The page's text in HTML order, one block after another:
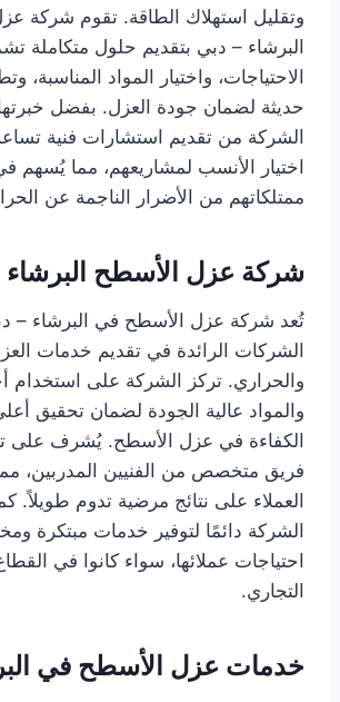
وتقليل استهلاك الطاقة. تقوم شركة
البرشاء – دبي بتقديم حلول متكاملة
الاحتياجات، واختيار المواد المناسبة،
حديثة لضمان جودة العزل. بفضل
الشركة من تقديم استشارات فنية
اختيار الأنسب لمشاريعهم، مما يُسهم
ممتلكاتهم من الأضرار الناجمة عن
شركة عزل الأسطح البرشاء
تُعد شركة عزل الأسطح في البرشاء –
الشركات الرائدة في تقديم خدمات
والحراري. تركز الشركة على استخدام
والمواد عالية الجودة لضمان تحقيق
الكفاءة في عزل الأسطح. يُشرف على
فريق متخصص من الفنيين المدربين،
العملاء على نتائج مرضية تدوم طويلاً.
الشركة دائمًا لتوفير خدمات مبتكرة
احتياجات عملائها، سواء كانوا في
التجاري.
خدمات عزل الأسطح في